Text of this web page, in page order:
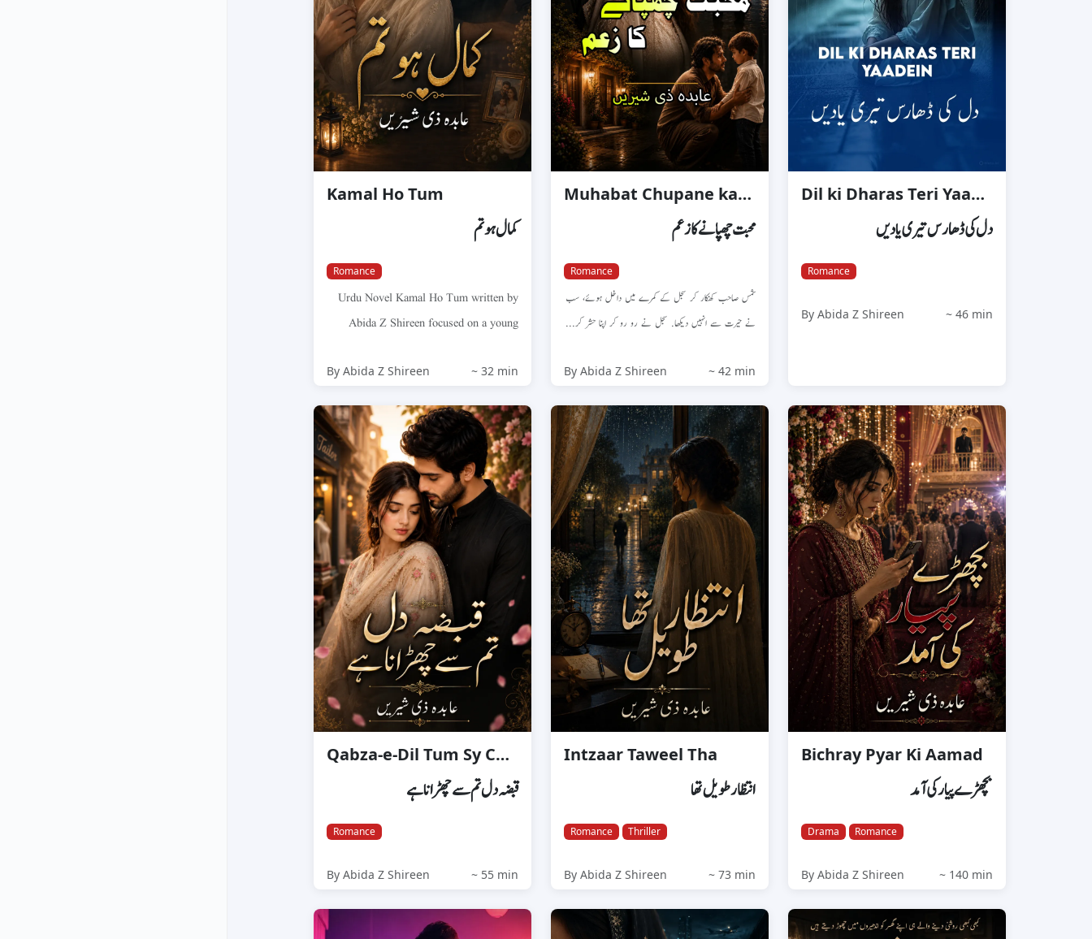
Kamal Ho Tum
کمال ہو تم
Romance
Urdu Novel Kamal Ho Tum written by
Abida Z Shireen focused on a young
By Abida Z Shireen ~ 32 min
‏Muhabat Chupane ka Zem
محبت چھپانے کا زعم
Romance
شمس صاحب کھنکار کر سجل کے کمرے میں داخل ہوئے، سب
نے حیرت سے انہیں دیکھا. سجل نے رو رو کر اپنا حشر کر...
By Abida Z Shireen ~ 42 min
Dil ki Dharas Teri Yaadein
دل کی ڈھارس تیری یادیں
Romance
By Abida Z Shireen ~ 46 min
Qabza-e-Dil Tum Sy Churana Hai
قبضہ دل تم سے چھڑانا ہے
Romance
By Abida Z Shireen ~ 55 min
Intzaar Taweel Tha
انتظار طویل تھا
Romance Thriller
By Abida Z Shireen ~ 73 min
Bichray Pyar Ki Aamad
بچھڑے پیار کی آمد
Drama Romance
By Abida Z Shireen ~ 140 min